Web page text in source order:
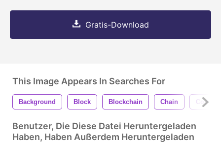
Gratis-Download
This Image Appears In Searches For
Background Block Blockchain Chain Coin
Benutzer, Die Diese Datei Heruntergeladen
Haben, Haben Außerdem Heruntergeladen